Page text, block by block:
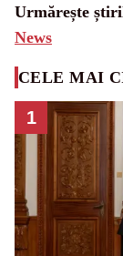
Urmărește
News
CELE MAI
1